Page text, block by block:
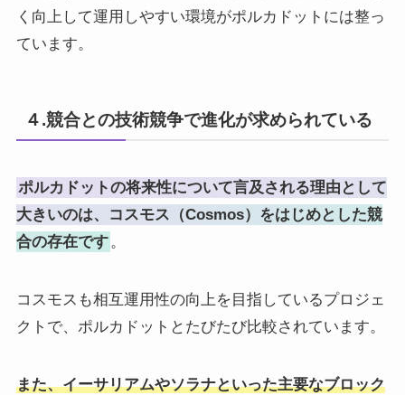
く向上して運用しやすい環境がポルカドットには整っ
ています。
４.競合との技術競争で進化が求められている
ポルカドットの将来性について言及される理由として
大きいのは、コスモス（Cosmos）をはじめとした競
合の存在です。
コスモスも相互運用性の向上を目指しているプロジェ
クトで、ポルカドットとたびたび比較されています。
また、イーサリアムやソラナといった主要なブロック